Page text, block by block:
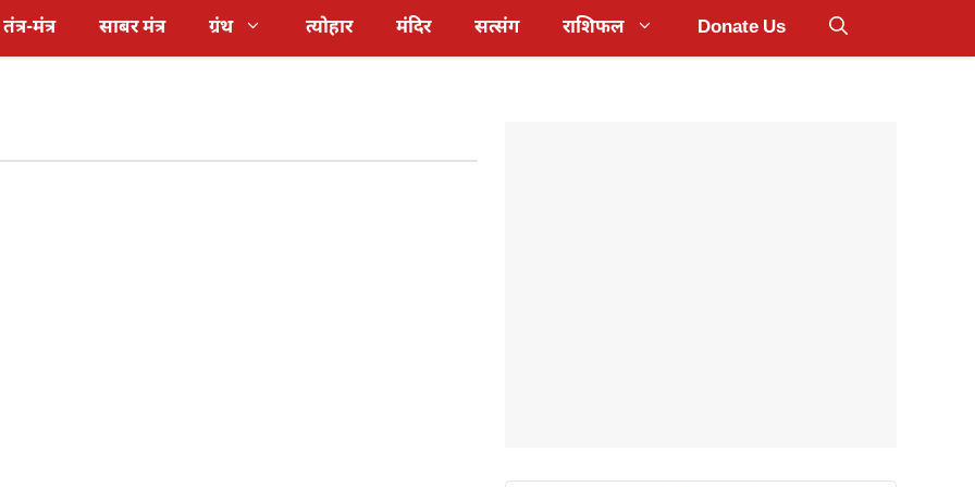
तंत्र-मंत्र साबर मंत्र ग्रंथ त्योहार मंदिर सत्संग राशिफल Donate Us